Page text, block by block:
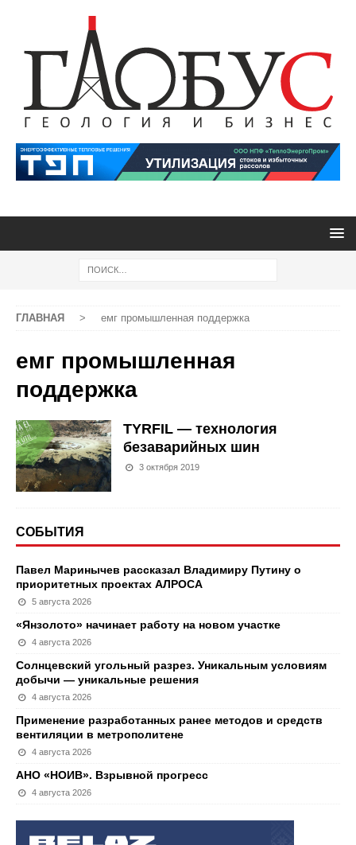
ГЛАВНАЯ > емг промышленная поддержка
емг промышленная
поддержка
TYRFIL — технология
безаварийных шин
3 октября 2019
СОБЫТИЯ
Павел Маринычев рассказал Владимиру Путину о
приоритетных проектах АЛРОСА
5 августа 2026
«Янзолото» начинает работу на новом участке
4 августа 2026
Солнцевский угольный разрез. Уникальным условиям
добычи — уникальные решения
4 августа 2026
Применение разработанных ранее методов и средств
вентиляции в метрополитене
4 августа 2026
АНО «НОИВ». Взрывной прогресс
4 августа 2026